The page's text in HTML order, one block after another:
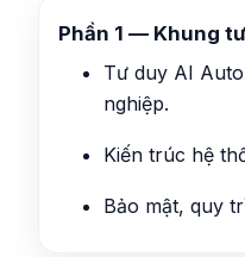
Phần 1 — Khung
Tư duy AI
nghiệp.
Kiến trúc hệ
Bảo mật, quy